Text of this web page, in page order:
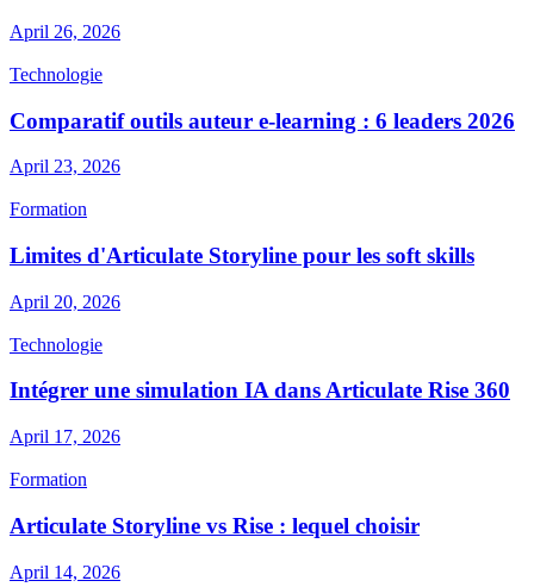
April 26, 2026
Technologie
Comparatif outils auteur e-learning : 6 leaders 2026
April 23, 2026
Formation
Limites d'Articulate Storyline pour les soft skills
April 20, 2026
Technologie
Intégrer une simulation IA dans Articulate Rise 360
April 17, 2026
Formation
Articulate Storyline vs Rise : lequel choisir
April 14, 2026